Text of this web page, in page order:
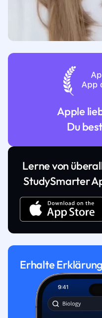
Apple
Du
Lerne von
StudySmarter
Erhalte